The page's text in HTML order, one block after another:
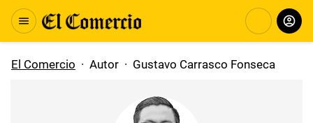
El Comercio · Autor · Gustavo Carrasco Fonseca